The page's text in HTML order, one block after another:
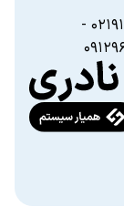
۰۲۱۹۱۳۰۱۷۸۹ -